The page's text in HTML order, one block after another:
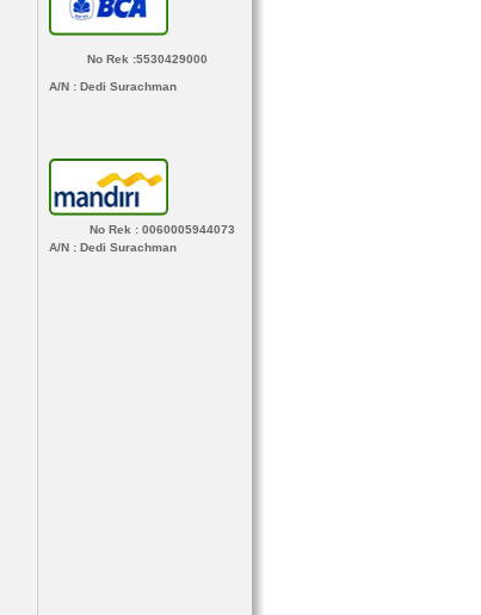
No Rek :5530429000
A/N : Dedi Surachman
No Rek : 0060005944073
A/N : Dedi Surachman